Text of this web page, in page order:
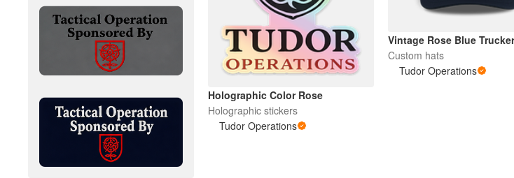
Holographic Color Rose
Holographic stickers
Tudor Operations
Vintage Rose Blue
Custom hats
Tudor Operations